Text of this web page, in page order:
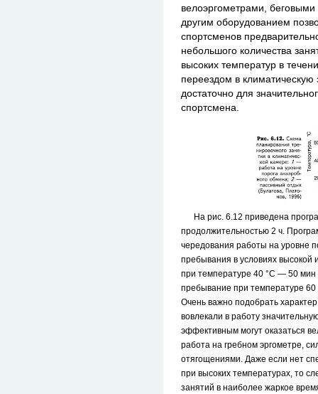
велоэргометрами,
другим оборудованием
спортсменов
небольшого количества
высоких температур в
переездом в
достаточно для
спортсмена.
На рис. 6.12 приведена
продолжительностью 2 ч.
чередования работы на уровне
пребывания в условиях
при температуре 40 °С — 50
пребывание при температуре
Очень важно подобрать
вовлекали в работу
эффективным могут оказаться
работа на гребном эргометре,
отягощениями. Даже если нет
при высоких температурах, то
занятий в наиболее жаркое